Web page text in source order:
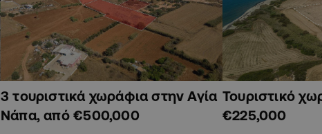
3 τουριστικά χωράφια στην Αγία
Νάπα, από €500,000
Τουριστικό
€225,000